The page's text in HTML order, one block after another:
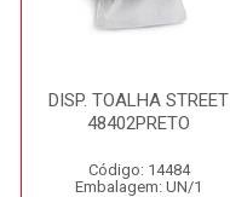
DISP. TOALHA STREET
48402PRETO
Código: 14484
Embalagem: UN/1